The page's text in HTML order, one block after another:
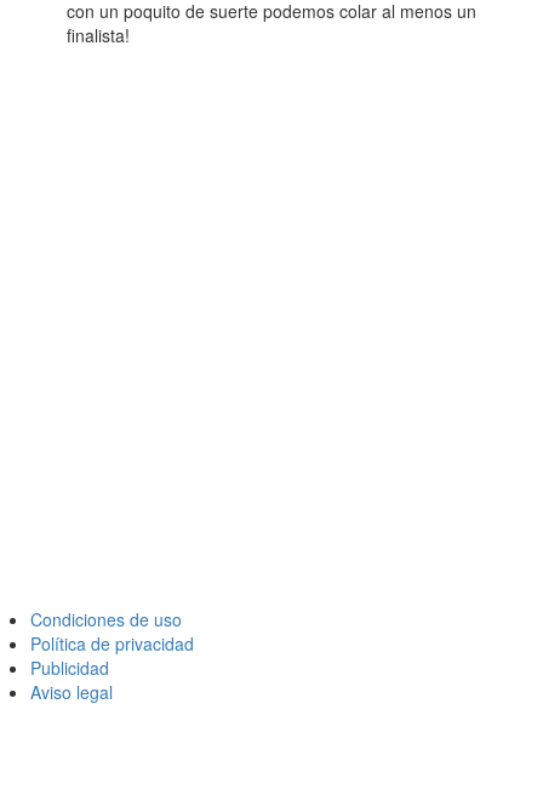
con un poquito de suerte podemos colar al menos un
finalista!
Condiciones de uso
Política de privacidad
Publicidad
Aviso legal